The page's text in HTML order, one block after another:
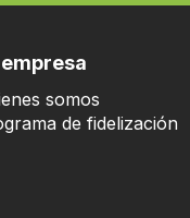
somos
de fidelización